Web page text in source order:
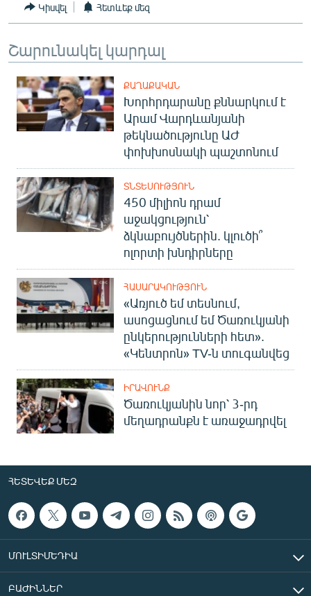
Русский
ՀԵՏԵՎԵՔ ՄԵԶ
«Ազատության» բոլոր կայքերը
Կիսվել Հետևեք մեզ
Շարունակել կարդալ
ՔԱՂԱՔԱԿԱՆ
Խորհրդարանը քննարկում է
Արամ Վարդևանյանի
թեկնածությունը ԱԺ
փոխխոսնակի պաշտոնում
ՏՆՏԵՍՈՒԹՅՈՒՆ
450 միլիոն դրամ
աջակցություն՝
ձկնաբույծներին. կլուծի՞
ոլորտի խնդիրները
ՀԱՍԱՐԱԿՈՒԹՅՈՒՆ
«Առյուծ եմ տեսնում,
ասոցացնում եմ Ծառուկյանի
ընկերությունների հետ».
«Կենտրոն» TV-ն տուգանվեց
ԻՐԱՎՈՒՆՔ
Ծառուկյանին նոր՝ 3-րդ
մեղադրանքն է առաջադրվել
ՀԵՏԵՎԵՔ ՄԵԶ
ՄՈՒԼՏԻՄԵԴԻԱ
ԲԱԺԻՆՆԵՐ